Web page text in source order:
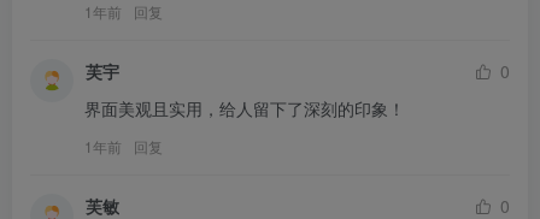
1年前 回复
芙宇
0
界面美观且实用，给人留下了深刻的印象！
1年前 回复
芙敏
0